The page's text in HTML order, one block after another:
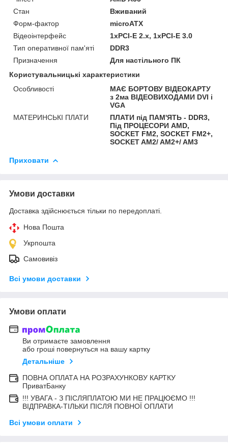
Стан
Вживаний
Форм-фактор
microATX
Відеоінтерфейс
1xPCI-E 2.x, 1xPCI-E 3.0
Тип оперативної пам'яті
DDR3
Призначення
Для настільного ПК
Користувальницькі характеристики
Особливості
МАЄ БОРТОВУ ВІДЕОКАРТУ
з 2ма ВІДЕОВИХОДАМИ DVI і
VGA
МАТЕРИНСЬКІ ПЛАТИ
ПЛАТИ під ПАМ'ЯТЬ - DDR3,
Під ПРОЦЕСОРИ AMD,
SOCKET FM2, SOCKET FM2+,
SOCKET AM2/ AM2+/ AM3
Приховати
Умови доставки
Доставка здійснюється тільки по передоплаті.
Нова Пошта
Укрпошта
Самовивіз
Всі умови доставки
Умови оплати
Ви отримаєте замовлення
або гроші повернуться на вашу картку
Детальніше
ПОВНА ОПЛАТА НА РОЗРАХУНКОВУ КАРТКУ
ПриватБанку
!!! УВАГА - З ПІСЛЯПЛАТОЮ МИ НЕ ПРАЦЮЄМО !!!
ВІДПРАВКА-ТІЛЬКИ ПІСЛЯ ПОВНОЇ ОПЛАТИ
Всі умови оплати